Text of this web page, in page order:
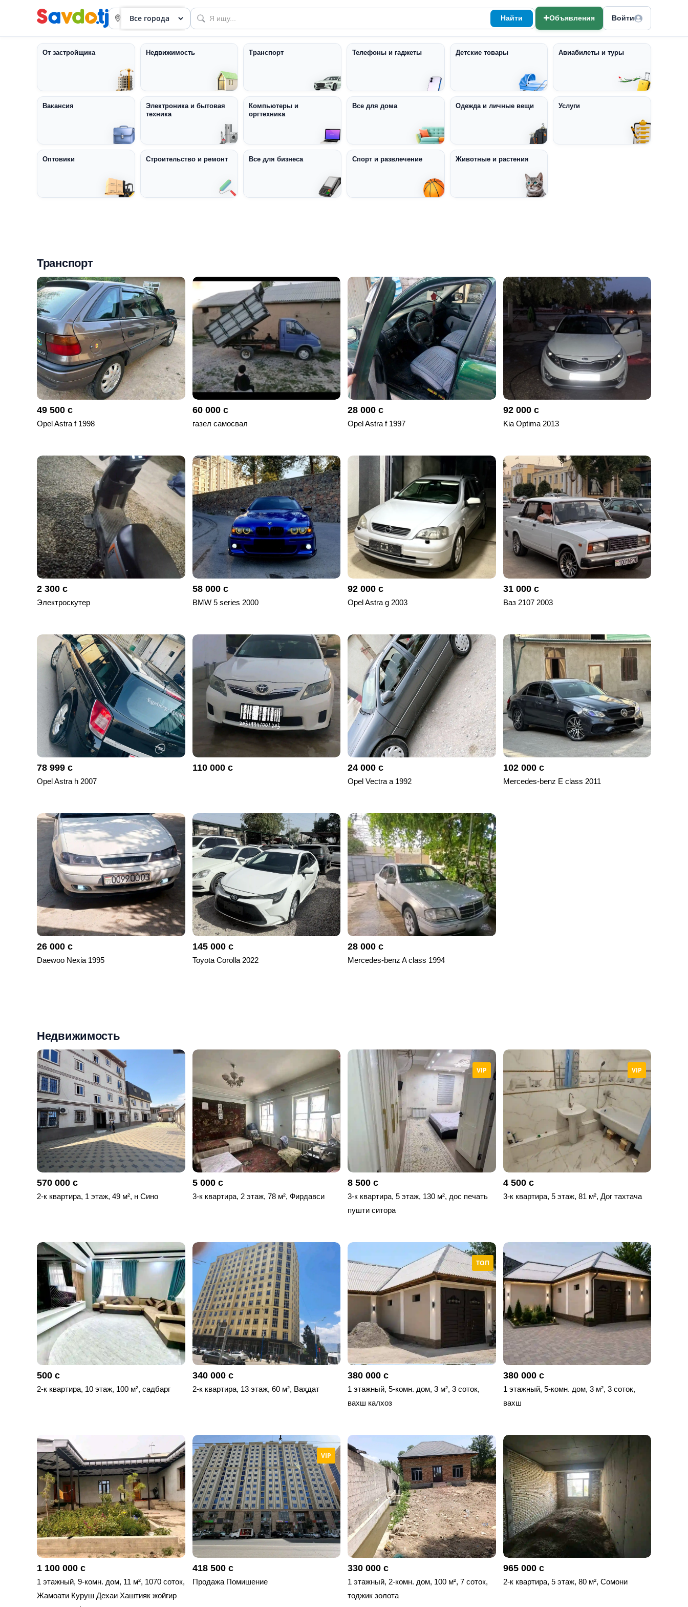
Найти Объявления Войти
приборов
Профиль
Избранные
объявления
модерации
Скрытые
объявления
Скрытые
Повторно
отправленные
объявления
Сделка
Настройки
аккаунта
Выйти
От застройщика Недвижимость Транспорт Телефоны и гаджеты Детские товары Авиабилеты и туры
Вакансия
Электроника и бытовая
техника
Компьютеры и
оргтехника
Все для дома Одежда и личные вещи Услуги
Оптовики Строительство и ремонт Все для бизнеса Спорт и развлечение Животные и растения
Транспорт
49 500 с
Opel Astra f 1998
60 000 с
газел самосвал
28 000 с
Opel Astra f 1997
92 000 с
Kia Optima 2013
2 300 с
Электроскутер
58 000 с
BMW 5 series 2000
92 000 с
Opel Astra g 2003
31 000 с
Ваз 2107 2003
78 999 с
Opel Astra h 2007
110 000 с 24 000 с
Opel Vectra a 1992
102 000 с
Mercedes-benz E class 2011
26 000 с
Daewoo Nexia 1995
145 000 с
Toyota Corolla 2022
28 000 с
Mercedes-benz A class 1994
Недвижимость
570 000 с
2-к квартира, 1 этаж, 49 м², н Сино
5 000 с
3-к квартира, 2 этаж, 78 м², Фирдавси
VIP
8 500 с
3-к квартира, 5 этаж, 130 м², дос печать
пушти ситора
VIP
4 500 с
3-к квартира, 5 этаж, 81 м², Дог тахтача
500 с
2-к квартира, 10 этаж, 100 м², садбарг
340 000 с
2-к квартира, 13 этаж, 60 м², Ваҳдат
ТОП
380 000 с
1 этажный, 5-комн. дом, 3 м², 3 соток,
вахш калхоз
380 000 с
1 этажный, 5-комн. дом, 3 м², 3 соток,
вахш
1 100 000 с
1 этажный, 9-комн. дом, 11 м², 1070 соток,
Жамоати Куруш Дехаи Хаштияк жойгир
VIP
418 500 с
Продажа Помишение
330 000 с
1 этажный, 2-комн. дом, 100 м², 7 соток,
тоджик золота
965 000 с
2-к квартира, 5 этаж, 80 м², Сомони